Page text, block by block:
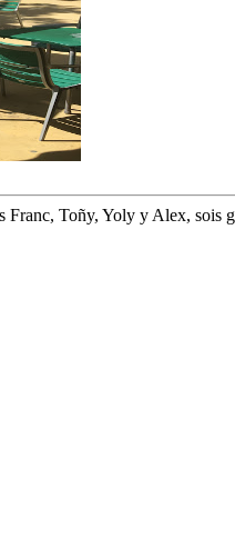
Toñy, Yoly y Alex, sois